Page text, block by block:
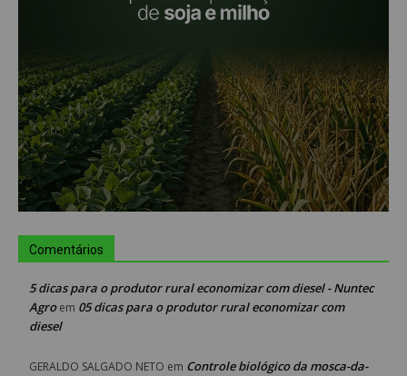
Comentários
5 dicas para o produtor rural economizar com diesel - Nuntec
Agroem 05 dicas para o produtor rural economizar com
diesel
GERALDO SALGADO NETO em Controle biológico da mosca-da-